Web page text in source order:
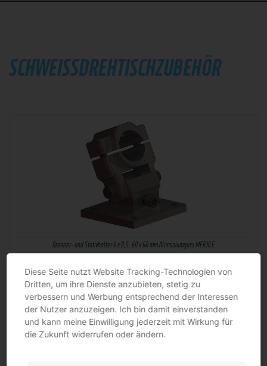
SCHWEISSDREHTISCHZUBEHÖR
Brenner- und Stativhalter 4 x 8,5, 60 x 60 mm Aluminiumguss MERKLE
gesamte…
Diese Seite nutzt Website Tracking-Technologien von
Dritten, um ihre Dienste anzubieten, stetig zu
verbessern und Werbung entsprechend der Interessen
der Nutzer anzuzeigen. Ich bin damit einverstanden
und kann meine Einwilligung jederzeit mit Wirkung für
die Zukunft widerrufen oder ändern.